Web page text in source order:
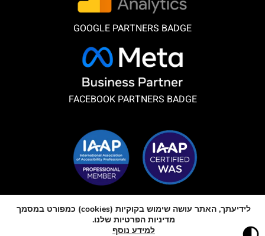
כל הזכויות שמורות
GOOGLE PARTNERS BADGE
FACEBOOK PARTNERS BADGE
חברים באיגוד הבינלאומי של מקצועני נגישותלידיעתך, האתר עושה שימוש בקוקיות (cookies) כמפורט במסמך
מדיניות הפרטיות שלנו.
למידע נוסף